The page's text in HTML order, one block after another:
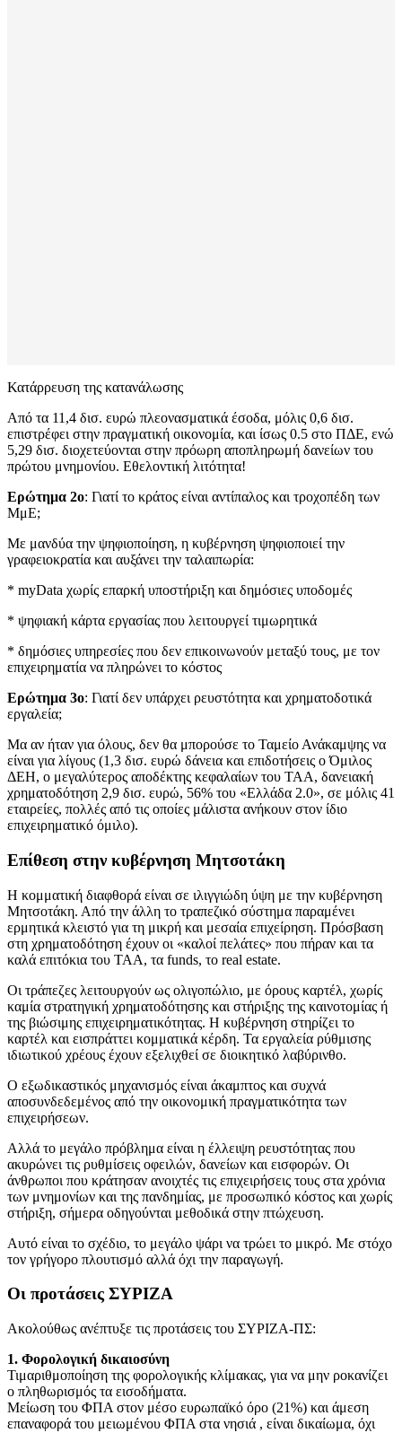
Κατάρρευση της κατανάλωσης
Από τα 11,4 δισ. ευρώ πλεονασματικά έσοδα, μόλις 0,6 δισ.
επιστρέφει στην πραγματική οικονομία, και ίσως 0.5 στο ΠΔΕ, ενώ
5,29 δισ. διοχετεύονται στην πρόωρη αποπληρωμή δανείων του
πρώτου μνημονίου. Εθελοντική λιτότητα!
Ερώτημα 2ο: Γιατί το κράτος είναι αντίπαλος και τροχοπέδη των
ΜμΕ;
Με μανδύα την ψηφιοποίηση, η κυβέρνηση ψηφιοποιεί την
γραφειοκρατία και αυξάνει την ταλαιπωρία:
* myData χωρίς επαρκή υποστήριξη και δημόσιες υποδομές
* ψηφιακή κάρτα εργασίας που λειτουργεί τιμωρητικά
* δημόσιες υπηρεσίες που δεν επικοινωνούν μεταξύ τους, με τον
επιχειρηματία να πληρώνει το κόστος
Ερώτημα 3ο: Γιατί δεν υπάρχει ρευστότητα και χρηματοδοτικά
εργαλεία;
Μα αν ήταν για όλους, δεν θα μπορούσε το Ταμείο Ανάκαμψης να
είναι για λίγους (1,3 δισ. ευρώ δάνεια και επιδοτήσεις ο Όμιλος
ΔΕΗ, ο μεγαλύτερος αποδέκτης κεφαλαίων του ΤΑΑ, δανειακή
χρηματοδότηση 2,9 δισ. ευρώ, 56% του «Ελλάδα 2.0», σε μόλις 41
εταιρείες, πολλές από τις οποίες μάλιστα ανήκουν στον ίδιο
επιχειρηματικό όμιλο).
Επίθεση στην κυβέρνηση Μητσοτάκη
Η κομματική διαφθορά είναι σε ιλιγγιώδη ύψη με την κυβέρνηση
Μητσοτάκη. Από την άλλη το τραπεζικό σύστημα παραμένει
ερμητικά κλειστό για τη μικρή και μεσαία επιχείρηση. Πρόσβαση
στη χρηματοδότηση έχουν οι «καλοί πελάτες» που πήραν και τα
καλά επιτόκια του ΤΑΑ, τα funds, το real estate.
Οι τράπεζες λειτουργούν ως ολιγοπώλιο, με όρους καρτέλ, χωρίς
καμία στρατηγική χρηματοδότησης και στήριξης της καινοτομίας ή
της βιώσιμης επιχειρηματικότητας. Η κυβέρνηση στηρίζει το
καρτέλ και εισπράττει κομματικά κέρδη. Τα εργαλεία ρύθμισης
ιδιωτικού χρέους έχουν εξελιχθεί σε διοικητικό λαβύρινθο.
Ο εξωδικαστικός μηχανισμός είναι άκαμπτος και συχνά
αποσυνδεδεμένος από την οικονομική πραγματικότητα των
επιχειρήσεων.
Αλλά το μεγάλο πρόβλημα είναι η έλλειψη ρευστότητας που
ακυρώνει τις ρυθμίσεις οφειλών, δανείων και εισφορών. Οι
άνθρωποι που κράτησαν ανοιχτές τις επιχειρήσεις τους στα χρόνια
των μνημονίων και της πανδημίας, με προσωπικό κόστος και χωρίς
στήριξη, σήμερα οδηγούνται μεθοδικά στην πτώχευση.
Αυτό είναι το σχέδιο, το μεγάλο ψάρι να τρώει το μικρό. Με στόχο
τον γρήγορο πλουτισμό αλλά όχι την παραγωγή.
Οι προτάσεις ΣΥΡΙΖΑ
Ακολούθως ανέπτυξε τις προτάσεις του ΣΥΡΙΖΑ-ΠΣ:
1. Φορολογική δικαιοσύνη
Τιμαριθμοποίηση της φορολογικής κλίμακας, για να μην ροκανίζει
ο πληθωρισμός τα εισοδήματα.
Μείωση του ΦΠΑ στον μέσο ευρωπαϊκό όρο (21%) και άμεση
επαναφορά του μειωμένου ΦΠΑ στα νησιά , είναι δικαίωμα, όχι